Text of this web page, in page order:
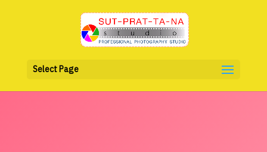
Select Page